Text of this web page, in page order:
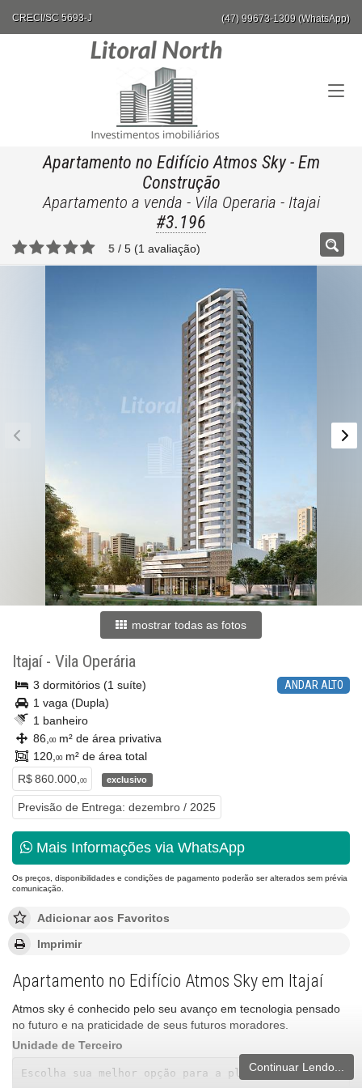
CRECI/SC 5693-J (47) 99673-1309 (WhatsApp)
Apartamento no Edifício Atmos Sky- Em
Construção
Apartamento a venda - Vila Operaria - Itajai
#3.196
5 / 5 (1 avaliação)
mostrar todas as fotos
Itajaí- Vila Operária
ANDAR ALTO
3 dormitórios (1 suíte)
1 vaga (Dupla)
1 banheiro
86, 00m² de área privativa
120, 00m² de área total
R$ 860.000, 00 exclusivo
Previsão de Entrega: dezembro / 2025
Mais Informações via WhatsApp
Os preços, disponibilidades e condições de pagamento poderão ser alterados sem prévia
comunicação.
Adicionar aos Favoritos
Imprimir
Apartamento no Edifício Atmos Sky em Itajaí
Atmos sky é conhecido pelo seu avanço em tecnologia pensado
no futuro e na praticidade de seus futuros moradores.
Unidade de Terceiro
Escolha sua melhor opção para a planta de 86m²:
Continuar Lendo...